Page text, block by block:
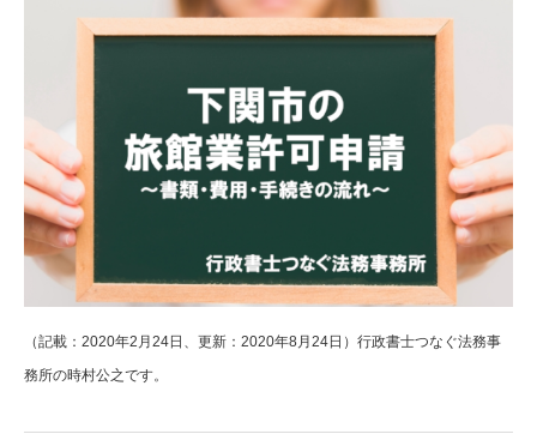
（記載：2020年2月24日、更新：2020年8月24日）行政書士つなぐ法務事
務所の時村公之です。